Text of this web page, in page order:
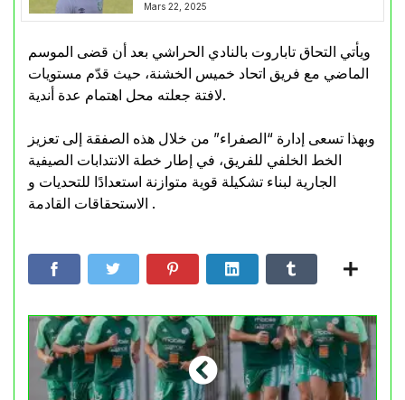
Mars 22, 2025
ويأتي التحاق تاباروت بالنادي الحراشي بعد أن قضى الموسم
الماضي مع فريق اتحاد خميس الخشنة، حيث قدّم مستويات
لافتة جعلته محل اهتمام عدة أندية.
وبهذا تسعى إدارة “الصفراء” من خلال هذه الصفقة إلى تعزيز
الخط الخلفي للفريق، في إطار خطة الانتدابات الصيفية
الجارية لبناء تشكيلة قوية متوازنة استعدادًا للتحديات و
الاستحقاقات القادمة .